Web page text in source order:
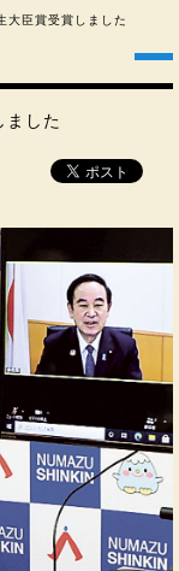
大臣賞受賞しました
ました